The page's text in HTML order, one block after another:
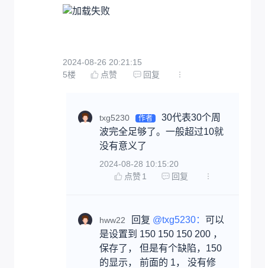
2024-08-26 20:21:15
5楼 点赞 回复
txg5230 作者
30代表30个周
波完全足够了。一般超过10就
没有意义了
2024-08-28 10:15:20
点赞 1 回复
hww22 回复 @txg5230： 可以
是设置到 150 150 150 200 ，
保存了， 但是有个缺陷，150
的显示， 前面的 1， 没有修